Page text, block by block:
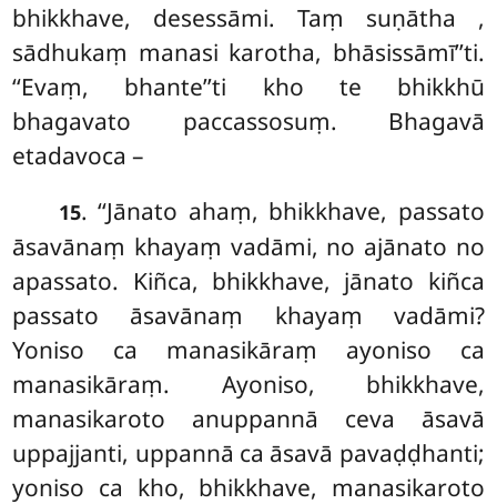
bhikkhave, desessāmi. Taṃ suṇātha ,
sādhukaṃ manasi karotha, bhāsissāmī’’ti.
‘‘Evaṃ, bhante’’ti kho te bhikkhū
bhagavato paccassosuṃ. Bhagavā
etadavoca –
15. ‘‘Jānato ahaṃ, bhikkhave, passato
āsavānaṃ khayaṃ vadāmi, no ajānato no
apassato. Kiñca, bhikkhave, jānato kiñca
passato āsavānaṃ khayaṃ vadāmi?
Yoniso ca manasikāraṃ ayoniso ca
manasikāraṃ. Ayoniso, bhikkhave,
manasikaroto anuppannā ceva āsavā
uppajjanti, uppannā ca āsavā pavaḍḍhanti;
yoniso ca kho, bhikkhave, manasikaroto